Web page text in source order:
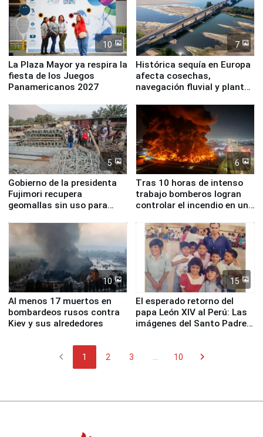
10
La Plaza Mayor ya respira la
fiesta de los Juegos
Panamericanos 2027
7
Histórica sequía en Europa
afecta cosechas,
navegación fluvial y plantas
5
Gobierno de la presidenta
Fujimori recupera
geomallas sin uso para
Fenómeno El Niño
6
Tras 10 horas de intenso
trabajo bomberos logran
controlar el incendio en una
de Chile
10
Al menos 17 muertos en
bombardeos rusos contra
Kiev y sus alrededores
15
El esperado retorno del
papa León XIV al Perú: Las
imágenes del Santo Padre
chevron_left 1 2 3 10 chevron_right